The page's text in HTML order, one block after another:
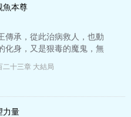
魚本尊
傳承，從此治病救人，也動
化身，又是狠毒的魔鬼，無
放棄自己最終所堅守的底
是花港觀…
二十三章 大結局
力量